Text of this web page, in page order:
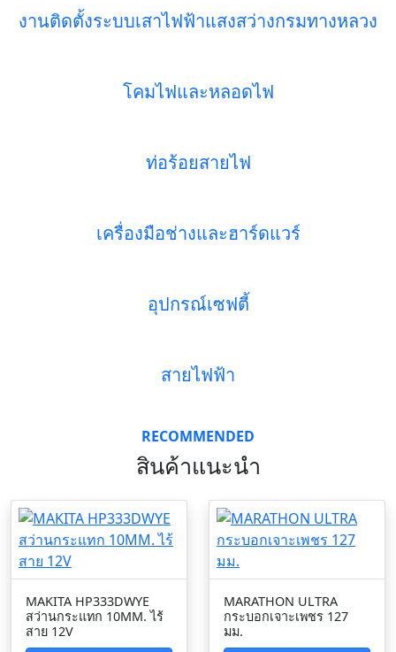
งานติดตั้งระบบเสาไฟฟ้าแสงสว่างกรมทางหลวง
โคมไฟและหลอดไฟ
ท่อร้อยสายไฟ
เครื่องมือช่างและฮาร์ดแวร์
อุปกรณ์เซฟตี้
สายไฟฟ้า
RECOMMENDED
สินค้าแนะนำ
MAKITA HP333DWYE
สว่านกระแทก 10MM. ไร้
สาย 12V
MARATHON ULTRA
กระบอกเจาะเพชร 127
มม.